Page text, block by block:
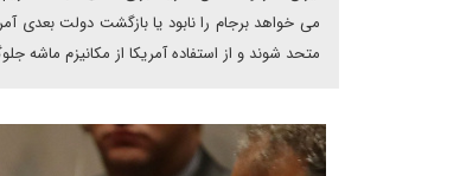
می خواهد برجام را نابود یا بازگشت دولت بعدی
متحد شوند و از استفاده آمریکا از مکانیزم ماشه